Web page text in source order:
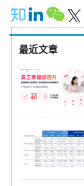
理、HR科技服务商
HRTechChina从
来人力资源科技论
人次。 2022年北京HRTechXPO超级盛典更加值得期待！欢迎参加！
赞助参展： Annie 获取详细合作方案 18621292818（同微信号）
annie@hrtechchina.com 报名参会： 联系我们：科科 微信
错综复杂，让我们
统帮助决策，以便
诸多的数字人力资
是得到了显而易见
要更加主动的拥抱
能够更快速的应对
看到疫情促进了企
好控制，中国独特
管理特色、富有远
先者，富有中国特
个显著的特点，
数字人力资源科
DigitalHRTech®
最近文章